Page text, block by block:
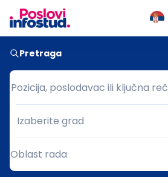
Pretraga
Pozicija, poslodavac ili ključna reč
Pozicija, poslodavac ili ključna reč
Grad
Izaberite grad
Oblast rada